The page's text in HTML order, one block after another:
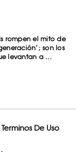
rompen el mito de
son los
levantan a ...
Terminos De Uso